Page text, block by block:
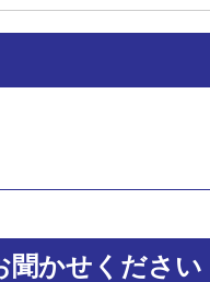
聞かせください